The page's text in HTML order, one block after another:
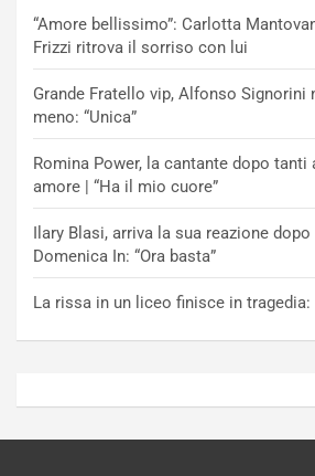
“Amore bellissimo”: Carlotta
Frizzi ritrova il sorriso con lui
Grande Fratello vip, Alfonso Signorini
meno: “Unica”
Romina Power, la cantante dopo tanti
amore | “Ha il mio cuore”
Ilary Blasi, arriva la sua reazione
Domenica In: “Ora basta”
La rissa in un liceo finisce in